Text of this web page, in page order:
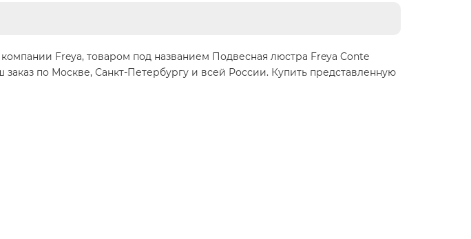
Freya, товаром под названием Подвесная люстра Freya Conte
по Москве, Санкт-Петербургу и всей России. Купить представленную